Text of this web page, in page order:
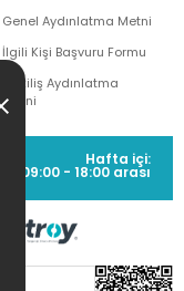
Genel Aydınlatma Metni
İlgili Kişi Başvuru Formu
Çekiliş Aydınlatma
Metni
Hafta içi:
09:00 - 18:00 arası